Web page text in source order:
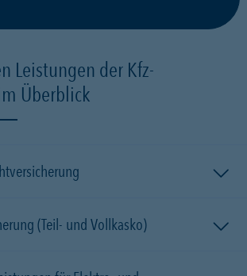
Leistungen der Kfz-
Überblick
(Teil- und Vollkasko)